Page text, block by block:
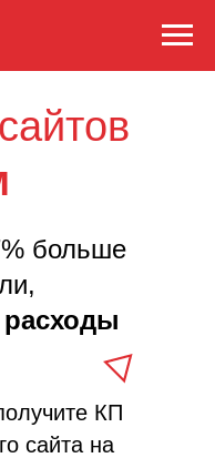
больше
КП
сайта на